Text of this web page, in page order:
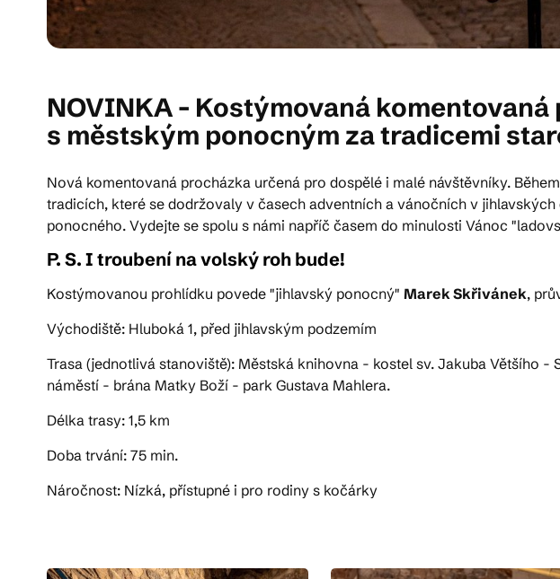
NOVINKA - Kostýmovaná
s městským ponocným za tradicemi
Nová komentovaná procházka určená pro dospělé i malé návštěvníky.
tradicích, které se dodržovaly v časech adventních a vánočních v
ponocného. Vydejte se spolu s námi napříč časem do minulosti Vánoc
P. S. I troubení na volský roh bude!
Kostýmovanou prohlídku povede "jihlavský ponocný" Marek Skřivánek,
Východiště: Hluboká 1, před jihlavským podzemím
Trasa (jednotlivá stanoviště): Městská knihovna - kostel sv. Jakuba Většího
náměstí - brána Matky Boží - park Gustava Mahlera.
Délka trasy: 1,5 km
Doba trvání: 75 min.
Náročnost: Nízká, přístupné i pro rodiny s kočárky